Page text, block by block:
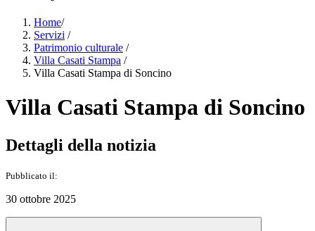
Home/
Servizi /
Patrimonio culturale /
Villa Casati Stampa /
Villa Casati Stampa di Soncino
Villa Casati Stampa di Soncino
Dettagli della notizia
Pubblicato il:
30 ottobre 2025